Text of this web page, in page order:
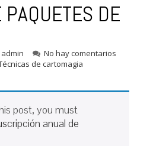
DE
admin
No hay comentarios
de cartomagia
post, you must
anual de